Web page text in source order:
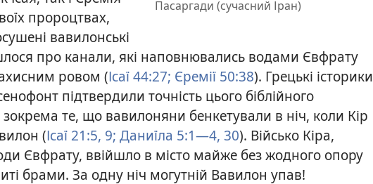
Пасаргади (сучасний Іран)
пророцтвах,
вавилонські
про канали, які наповнювались водами Євфрату
ровом (Ісаї 44:27; Єремії 50:38). Грецькі історики
підтвердили точність цього біблійного
те, що вавилоняни бенкетували в ніч, коли Кір
(Ісаї 21:5, 9; Даниїла 5:1—4, 30). Військо Кіра,
Євфрату, ввійшло в місто майже без жодного опору
брами. За одну ніч могутній Вавилон упав!